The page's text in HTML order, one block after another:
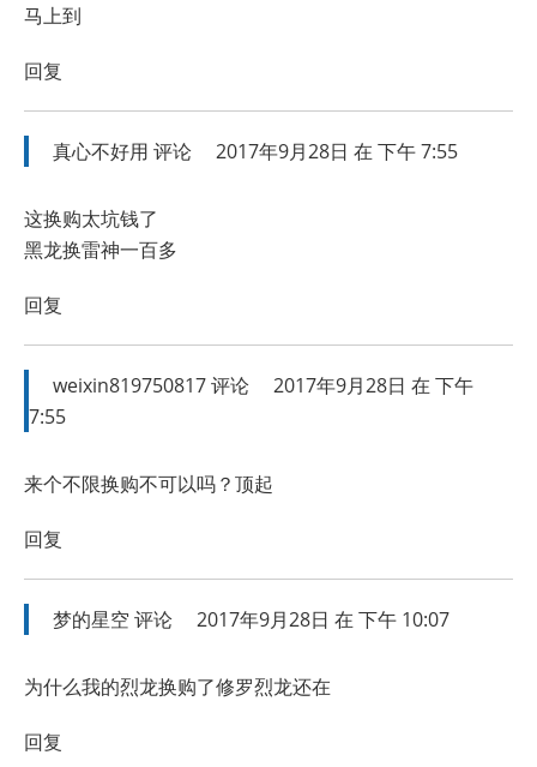
马上到
回复
真心不好用 评论 2017年9月28日 在 下午 7:55
这换购太坑钱了
黑龙换雷神一百多
回复
weixin819750817评论
2017年9月28日 在 下午
7:55
来个不限换购不可以吗？顶起
回复
梦的星空 评论 2017年9月28日 在 下午 10:07
为什么我的烈龙换购了修罗烈龙还在
回复